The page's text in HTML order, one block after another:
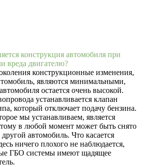
конструкция автомобиля при
вреда двигателю?
конструкционные изменения,
являются минимальными,
остается очень высокой.
устанавливается клапан
который отключает подачу бензина.
мы устанавливаем, является
в любой момент может быть снято
автомобиль. Что касается
ничего плохого не наблюдается,
ГБО системы имеют щадящее